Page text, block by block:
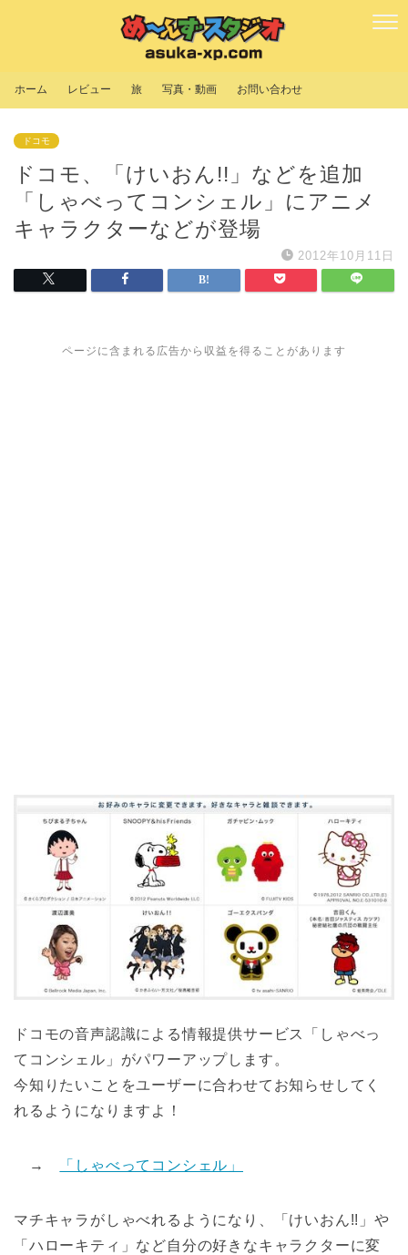
ホーム レビュー 旅 写真・動画 お問い合わせ
ドコモ
ドコモ、「けいおん!!」などを追加
「しゃべってコンシェル」にアニメ
キャラクターなどが登場
2012年10月11日
ページに含まれる広告から収益を得ることがあります
ドコモの音声認識による情報提供サービス「しゃべっ
てコンシェル」がパワーアップします。
今知りたいことをユーザーに合わせてお知らせしてく
れるようになりますよ！
→ 「しゃべってコンシェル」
マチキャラがしゃべれるようになり、「けいおん!!」や
「ハローキティ」など自分の好きなキャラクターに変